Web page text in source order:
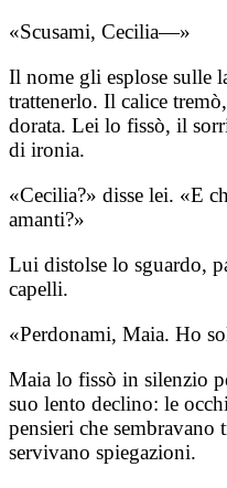
«Scusami, Cecilia—»
Il nome gli esplose sulle
trattenerlo. Il calice
dorata. Lei lo fissò, il
di ironia.
«Cecilia?» disse lei. «E
amanti?»
Lui distolse lo sguardo,
capelli.
«Perdonami, Maia. Ho
Maia lo fissò in silenzio
suo lento declino: le
pensieri che
servivano spiegazioni.